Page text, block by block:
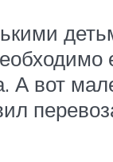
А вот